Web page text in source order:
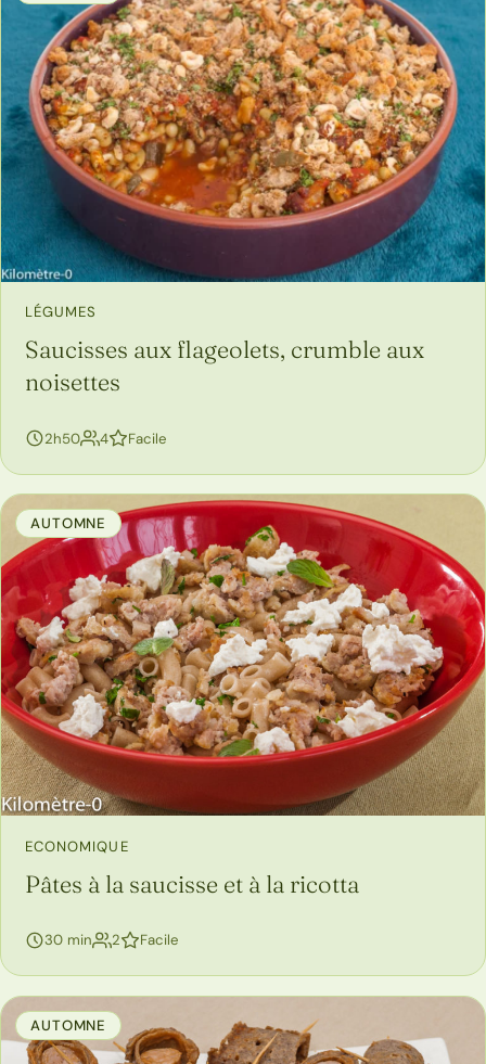
LÉGUMES
Saucisses aux flageolets, crumble aux
noisettes
2h50 4personnes
Facile
AUTOMNE
ECONOMIQUE
Pâtes à la saucisse et à la ricotta
30 min 2personnes
Facile
AUTOMNE